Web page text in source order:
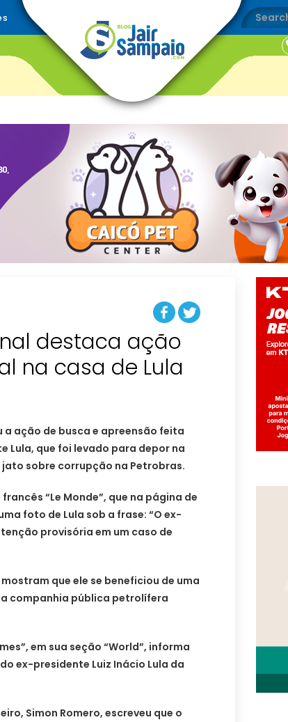
destaca ação
na casa de Lula
ação de busca e apreensão feita
Lula, que foi levado para depor na
sobre corrupção na Petrobras.
“Le Monde”, que na página de
foto de Lula sob a frase: “O ex-
provisória em um caso de
que ele se beneficiou de uma
companhia pública petrolífera
em sua seção “World”, informa
ex-presidente Luiz Inácio Lula da
Simon Romero, escreveu que o